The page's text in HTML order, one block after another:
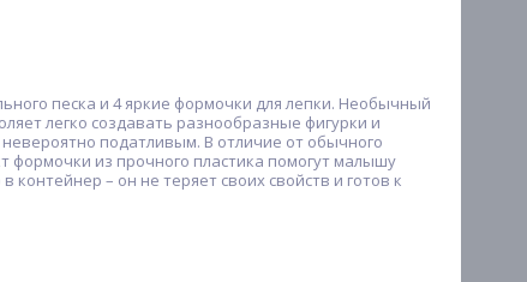
песка и 4 яркие формочки для лепки. Необычный
легко создавать разнообразные фигурки и
невероятно податливым. В отличие от обычного
формочки из прочного пластика помогут малышу
– он не теряет своих свойств и готов к